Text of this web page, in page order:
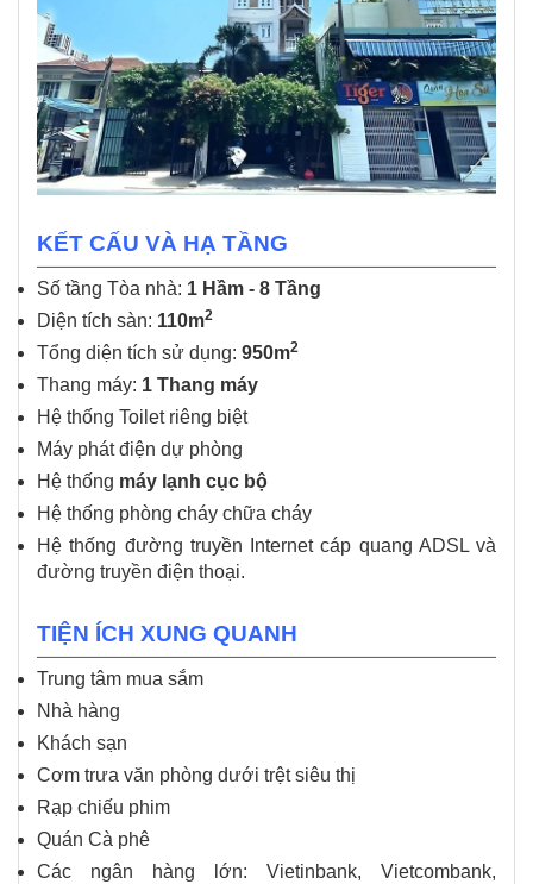
KẾT CẤU VÀ HẠ TẦNG
Số tầng Tòa nhà: 1 Hầm - 8 Tầng
Diện tích sàn: 110m2
Tổng diện tích sử dụng: 950m2
Thang máy: 1 Thang máy
Hệ thống Toilet riêng biệt
Máy phát điện dự phòng
Hệ thống máy lạnh cục bộ
Hệ thống phòng cháy chữa cháy
Hệ thống đường truyền Internet cáp quang ADSL và
đường truyền điện thoại.
TIỆN ÍCH XUNG QUANH
Trung tâm mua sắm
Nhà hàng
Khách sạn
Cơm trưa văn phòng dưới trệt siêu thị
Rạp chiếu phim
Quán Cà phê
Các ngân hàng lớn: Vietinbank, Vietcombank,